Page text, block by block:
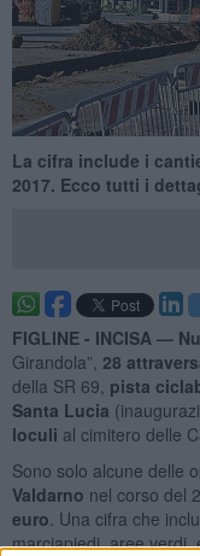
La cifra include i
2017. Ecco tutti i
FIGLINE - INCISA —
Girandola”, 28
della SR 69, pista
Santa Lucia
loculi al cimitero delle
Sono solo alcune delle
Valdarno nel corso del
euro . Una cifra che
marciapiedi, aree verdi,